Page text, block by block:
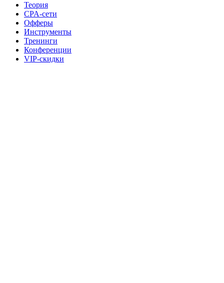
Теория
CPA-сети
Офферы
Инструменты
Тренинги
Конференции
VIP-скидки